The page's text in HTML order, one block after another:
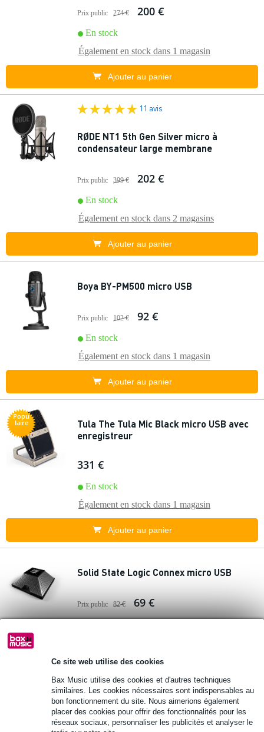
Ce site web utilise des cookies
Bax Music utilise des cookies et d'autres techniques
similaires. Les cookies nécessaires sont indispensables au
bon fonctionnement du site. Nous aimerions également
placer des cookies pour offrir des fonctionnalités pour les
réseaux sociaux, personnaliser les publicités et analyser le
Prix public 274 € 200 €
En stock
Également en stock dans 1 magasin
Ajouter au panier
11 avis
RØDE NT1 5th Gen Silver micro à
condensateur large membrane
Prix public 399 € 202 €
En stock
Également en stock dans 2 magasins
Ajouter au panier
Boya BY-PM500 micro USB
Prix public 102 € 92 €
En stock
Également en stock dans 1 magasin
Ajouter au panier
Popu
laire
Tula The Tula Mic Black micro USB avec
enregistreur
331 €
En stock
Également en stock dans 1 magasin
Ajouter au panier
Solid State Logic Connex micro USB
Prix public 82 € 69 €
Shure MV7i Smart Mic avec interface
audio